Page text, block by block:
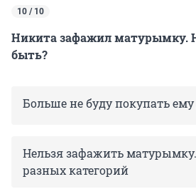
10 / 10
Никита зафажил матурымку.
быть?
Больше не буду покупать
Нельзя зафажить матурымку.
разных категорий